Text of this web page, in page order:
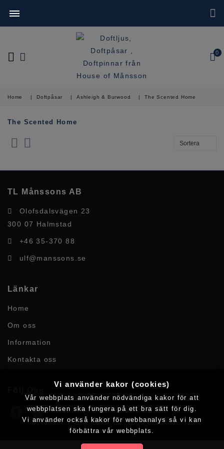
0
Home | Doftpåsar | Ashleigh & Burwood | The Scented Home
The Scented Home
TL Månssons AB
Olofsdalsvägen 23
300 07 Halmstad
+46 35-370 88
ulf@manssons.se
Länkar
Home
Om oss
Information
Kontakta oss
Vi använder kakor (cookies)
Vår webbplats använder nödvändiga kakor för att
webbplatsen ska fungera på ett bra sätt för dig.
Vi använder också kakor för webbanalys så vi kan
förbättra vår webbplats.